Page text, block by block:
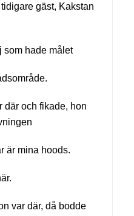
gäst, Kakstan
som hade målet
där och fikade, hon
är mina hoods.
var där, då bodde